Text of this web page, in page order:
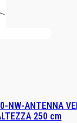
NW-ANTENNA
250 cm